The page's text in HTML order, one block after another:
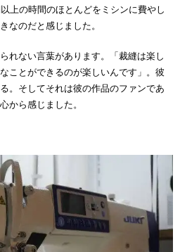
上の時間のほとんどをミシンに費やし
なのだと感じました。
れない言葉があります。「裁縫は楽し
ことができるのが楽しいんです」。彼
。そしてそれは彼の作品のファンであ
から感じました。